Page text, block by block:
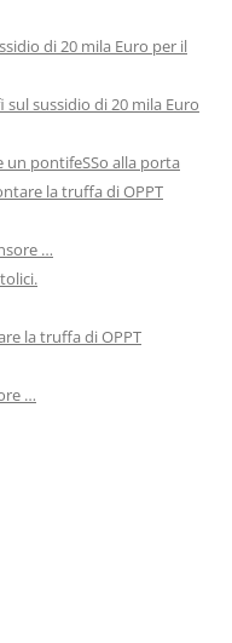
di 20 mila Euro per il
sul sussidio di 20 mila Euro
un pontifeSSo alla porta
la truffa di OPPT
…
la truffa di OPPT
…